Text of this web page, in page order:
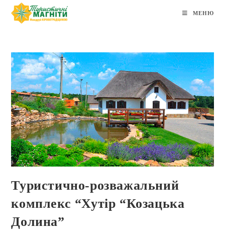
МЕНЮ
Туристично-розважальний
комплекс “Хутір “Козацька
Долина”